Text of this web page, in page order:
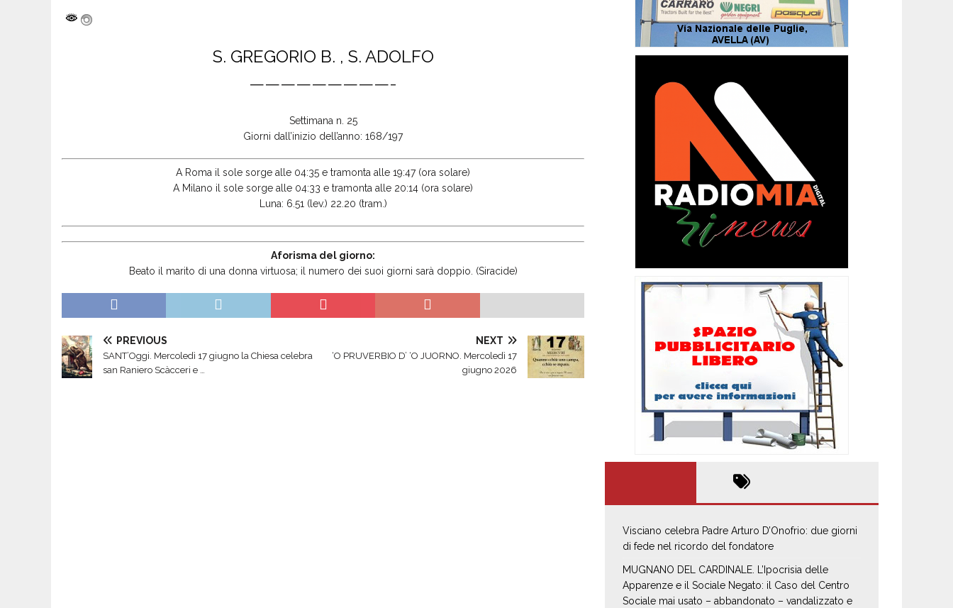
S. GREGORIO B. , S. ADOLFO
—————————-
Settimana n. 25
Giorni dall’inizio dell’anno: 168/197
A Roma il sole sorge alle 04:35 e tramonta alle 19:47 (ora solare)
A Milano il sole sorge alle 04:33 e tramonta alle 20:14 (ora solare)
Luna: 6.51 (lev.) 22.20 (tram.)
Aforisma del giorno:
Beato il marito di una donna virtuosa; il numero dei suoi giorni sarà doppio. (Siracide)
PREVIOUS
SANT’Oggi. Mercoledì 17 giugno la Chiesa celebra
san Raniero Scàcceri e …
NEXT
‘O PRUVERBIO D’ ‘O JUORNO. Mercoledì 17
giugno 2026
Visciano celebra Padre Arturo D’Onofrio: due giorni
di fede nel ricordo del fondatore
MUGNANO DEL CARDINALE. L’Ipocrisia delle
Apparenze e il Sociale Negato: il Caso del Centro
Sociale mai usato – abbandonato – vandalizzato e